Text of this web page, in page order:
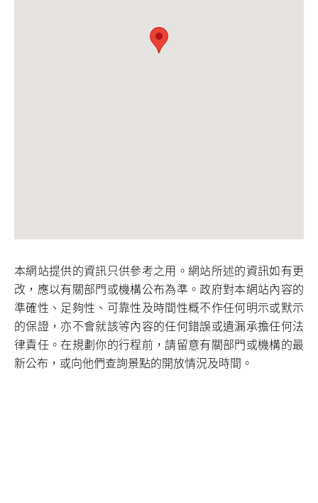
本網站提供的資訊只供參考之用。網站所述的資訊如有更
改，應以有關部門或機構公布為準。政府對本網站內容的
準確性、足夠性、可靠性及時間性概不作任何明示或默示
的保證，亦不會就該等內容的任何錯誤或遺漏承擔任何法
律責任。在規劃你的行程前，請留意有關部門或機構的最
新公布，或向他們查詢景點的開放情況及時間。